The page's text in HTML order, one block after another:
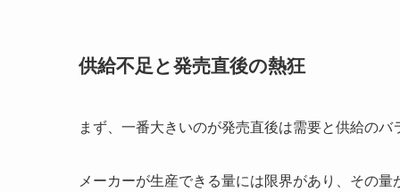
供給不足と発売直後の熱狂
まず、一番大きいのが発売直後は需要と供給の
メーカーが生産できる量には限界があり、その